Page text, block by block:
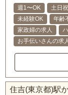
週1〜OK 土日
未経験OK
年齢
家政婦の求人
お手伝いさんの求
住吉(東京都)駅